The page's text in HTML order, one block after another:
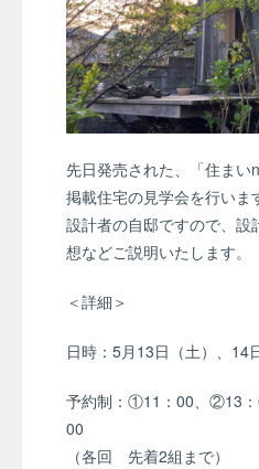
先日発売された、「住ま
掲載住宅の見学会を行いま
設計者の自邸ですので、設
想などご説明いたします。
＜詳細＞
日時：5月13日（土）、14
予約制：①11：00、②13
00
（各回 先着2組まで）